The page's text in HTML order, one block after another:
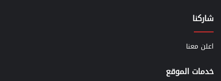
شاركنا
اعلن معنا
خدمات الموقع